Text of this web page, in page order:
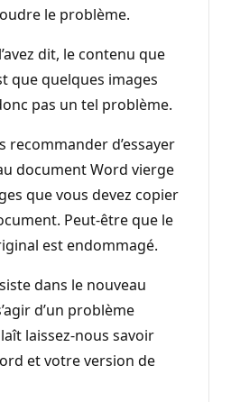
le problème.
dit, le contenu que
que quelques images
pas un tel problème.
recommander d’essayer
document Word vierge
que vous devez copier
Peut-être que le
est endommagé.
dans le nouveau
d’un problème
laissez-nous savoir
et votre version de